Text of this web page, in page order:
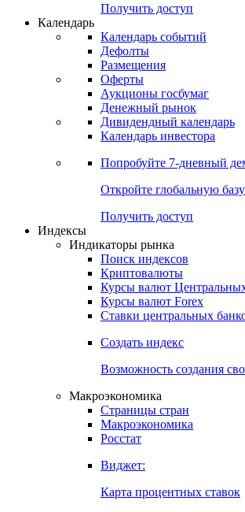
Получить доступ
Календарь
Календарь событий
Дефолты
Размещения
Оферты
Аукционы госбумаг
Денежный рынок
Дивидендный календарь
Календарь инвестора
Попробуйте 7-дневный
Откройте глобальную
Получить доступ
Индексы
Индикаторы рынка
Поиск индексов
Криптовалюты
Курсы валют
Курсы валют Forex
Ставки центральных
Создать индекс
Возможность создания
Макроэкономика
Страницы стран
Макроэкономика
Росстат
Виджет:
Карта процентных ставок